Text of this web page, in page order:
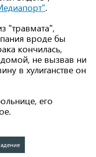
.
"травмата",
вроде бы
кончилась,
не вызвав ни
в хулиганстве он
его